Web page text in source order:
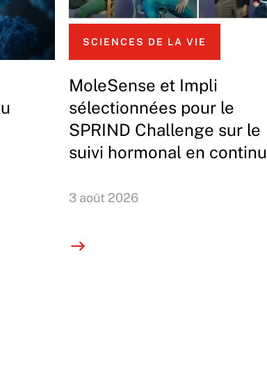
SCIENCES DE LA VIE
MoleSense et Impli
sélectionnées pour le
SPRIND Challenge sur le
suivi hormonal en continu
3 août 2026